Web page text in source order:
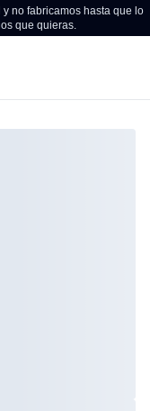
no fabricamos hasta que lo
que quieras.